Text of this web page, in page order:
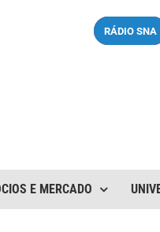
RÁDIO SNA
E MERCADO